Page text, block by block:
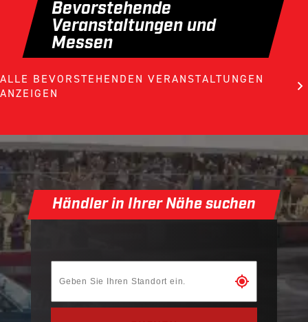
Bevorstehende
Veranstaltungen und
Messen
ALLE BEVORSTEHENDEN VERANSTALTUNGEN
ANZEIGEN
Händler in Ihrer Nähe suchen